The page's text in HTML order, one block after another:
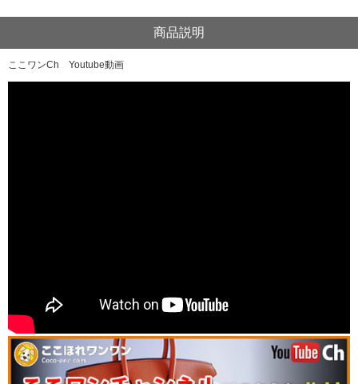
商品説明
ここワンCh Youtube動画